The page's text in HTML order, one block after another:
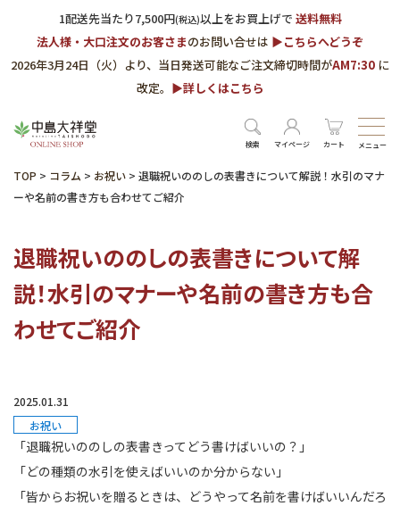
1配送先当たり7,500円(税込)以上をお買上げで 送料無料
法人様・大口注文のお客さまのお問い合せは ▶︎こちらへどうぞ
2026年3月24日（火）より、当日発送可能なご注文締切時間がAM7:30 に
改定。 ▶︎詳しくはこちら
検索 マイページ カート メニュー
TOP > コラム > お祝い > 退職祝いののしの表書きについて解説！水引のマナ
ーや名前の書き方も合わせてご紹介
退職祝いののしの表書きについて解
説！水引のマナーや名前の書き方も合
わせてご紹介
2025.01.31
お祝い
「退職祝いののしの表書きってどう書けばいいの？」
「どの種類の水引を使えばいいのか分からない」
「皆からお祝いを贈るときは、どうやって名前を書けばいいんだろ